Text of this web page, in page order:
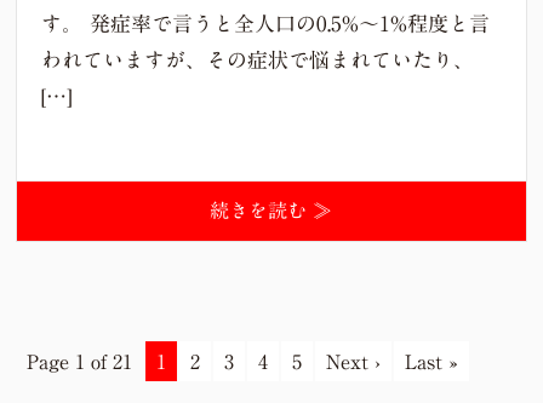
す。 発症率で言うと全人口の0.5%〜1%程度と言
われていますが、その症状で悩まれていたり、
[…]
続きを読む ≫
Page 1 of 21 1 2 3 4 5 Next › Last »